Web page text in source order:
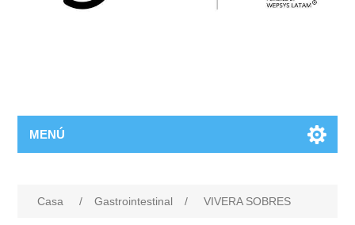
MENÚ
Casa / Gastrointestinal / VIVERA SOBRES